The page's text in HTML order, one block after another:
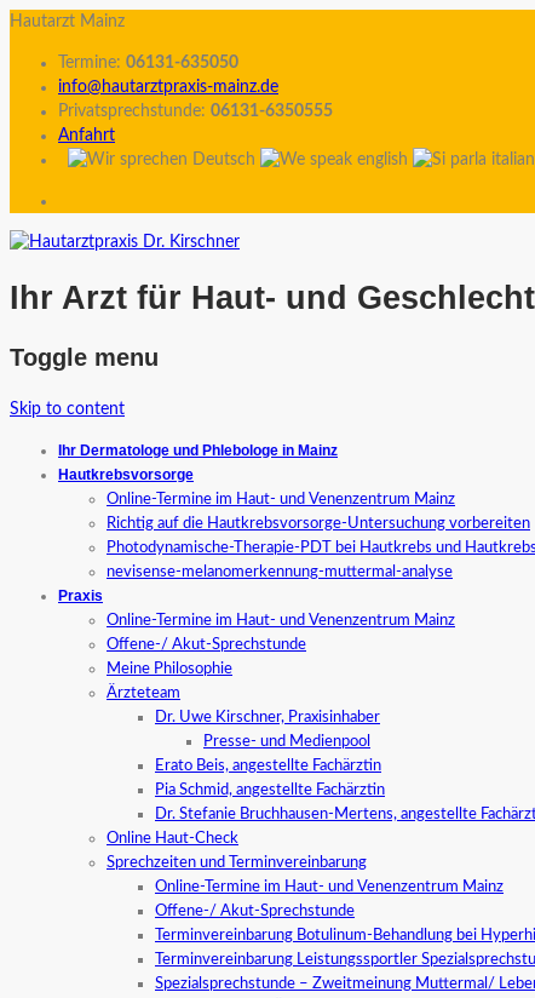
Hautarzt Mainz
Termine: 06131-635050
info@hautarztpraxis-mainz.de
Privatsprechstunde: 06131-6350555
Anfahrt
Ihr Arzt für Haut- und
Toggle menu
Skip to content
Ihr Dermatologe und Phlebologe in Mainz
Hautkrebsvorsorge
Online-Termine im Haut- und Venenzentrum Mainz
Richtig auf die Hautkrebsvorsorge-Untersuchung vorbereiten
Photodynamische-Therapie-PDT bei Hautkrebs und
nevisense-melanomerkennung-muttermal-analyse
Praxis
Online-Termine im Haut- und Venenzentrum Mainz
Offene-/ Akut-Sprechstunde
Meine Philosophie
Ärzteteam
Dr. Uwe Kirschner, Praxisinhaber
Presse- und Medienpool
Erato Beis, angestellte Fachärztin
Pia Schmid, angestellte Fachärztin
Dr. Stefanie Bruchhausen-Mertens, angestellte
Online Haut-Check
Sprechzeiten und Terminvereinbarung
Online-Termine im Haut- und Venenzentrum Mainz
Offene-/ Akut-Sprechstunde
Terminvereinbarung Botulinum-Behandlung bei
Terminvereinbarung Leistungssportler
Spezialsprechstunde – Zweitmeinung Muttermal/